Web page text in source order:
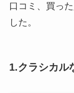
口コミ、買っ
した。
1.クラシカル